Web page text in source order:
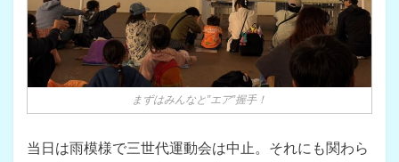
まずはみんなと”エア”握手！
当日は雨模様で三世代運動会は中止。それにも関わら